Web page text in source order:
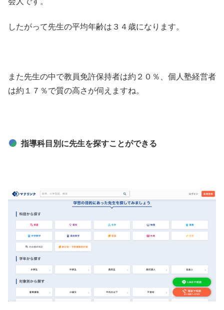
したがって先生の平均年齢は３４歳になります。
また先生の中で教員免許保持者は約２０％、個人塾経営者
は約１７％で質の高さが伺えますね。
指導科目別に先生を探すことができる